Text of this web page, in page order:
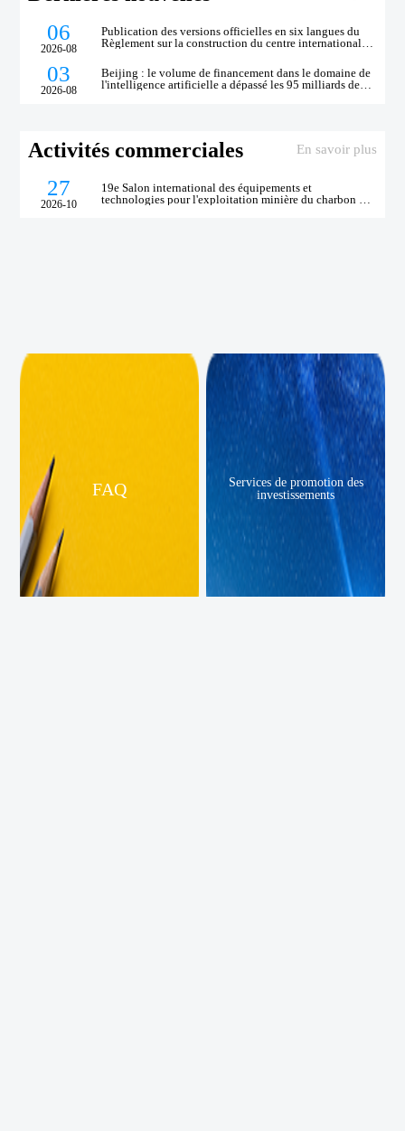
06
2026-08
Publication des versions officielles en six langues du
Règlement sur la construction du centre international
03
2026-08
Beijing : le volume de financement dans le domaine de
l'intelligence artificielle a dépassé les 95 milliards de
Activités commerciales En savoir plus
27
2026-10
19e Salon international des équipements et
technologies pour l'exploitation minière du charbon de
FAQ
Services de promotion des
investissements